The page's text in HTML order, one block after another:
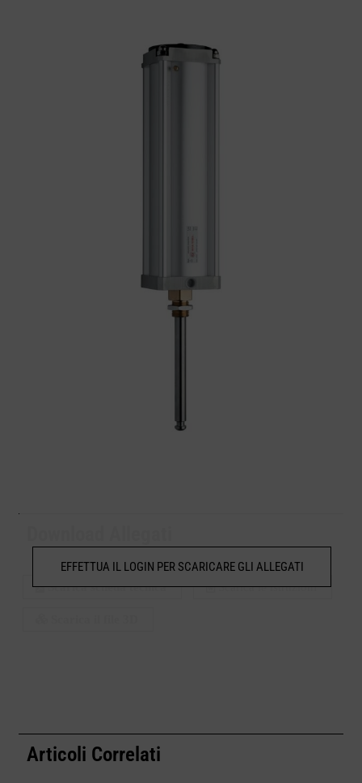
Scarica scheda tecnica Scarica le istruzioni
EFFETTUA IL LOGIN PER SCARICARE GLI ALLEGATI
Articoli Correlati